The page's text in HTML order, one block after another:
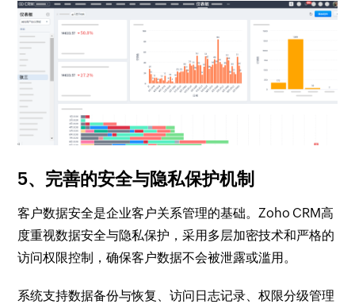
5、完善的安全与隐私保护机制
客户数据安全是企业客户关系管理的基础。Zoho CRM高
度重视数据安全与隐私保护，采用多层加密技术和严格的
访问权限控制，确保客户数据不会被泄露或滥用。
系统支持数据备份与恢复、访问日志记录、权限分级管理